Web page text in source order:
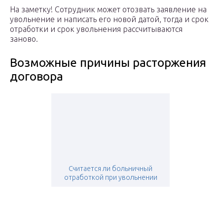
На заметку! Сотрудник может отозвать заявление на
увольнение и написать его новой датой, тогда и срок
отработки и срок увольнения рассчитываются
заново.
Возможные причины расторжения
договора
Считается ли больничный
отработкой при увольнении